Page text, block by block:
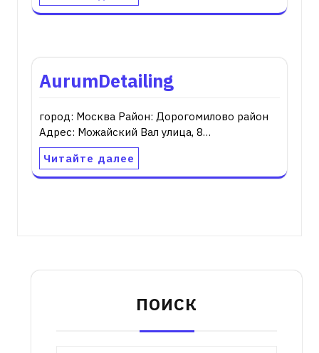
AurumDetailing
город: Москва Район: Дорогомилово район
Адрес: Можайский Вал улица, 8…
Читайте далее
ПОИСК